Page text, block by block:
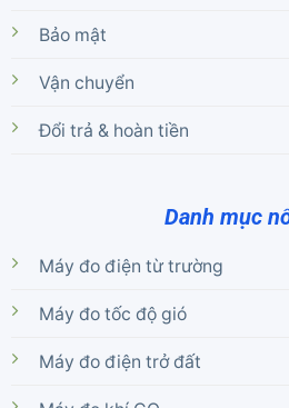
Bảo mật
Vận chuyển
Đổi trả & hoàn tiền
Danh mục
Máy đo điện từ trường
Máy đo tốc độ gió
Máy đo điện trở đất